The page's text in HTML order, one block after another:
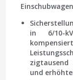
in 6/10-
und